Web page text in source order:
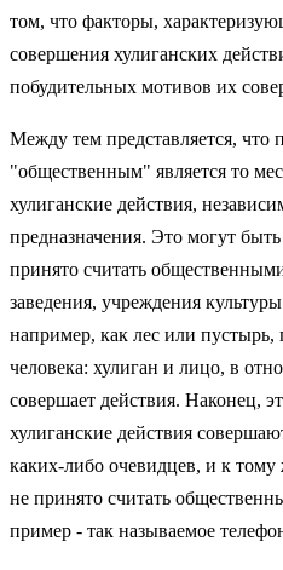
том, что факторы,
совершения хулиганских
побудительных мотивов их
Между тем представляется, что
"общественным" является то
хулиганские действия,
предназначения. Это могут
принято считать
заведения, учреждения
например, как лес или пустырь,
человека: хулиган и лицо, в
совершает действия. Наконец,
хулиганские действия
каких-либо очевидцев, и к тому
не принято считать
пример - так называемое